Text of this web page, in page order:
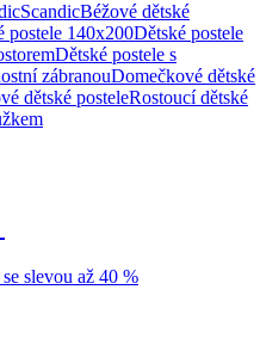
ScandicBéžové dětské
postele 140x200Dětské postele
Dětské postele s
zábranouDomečkové dětské
dětské posteleRostoucí dětské
slevou až 40 %